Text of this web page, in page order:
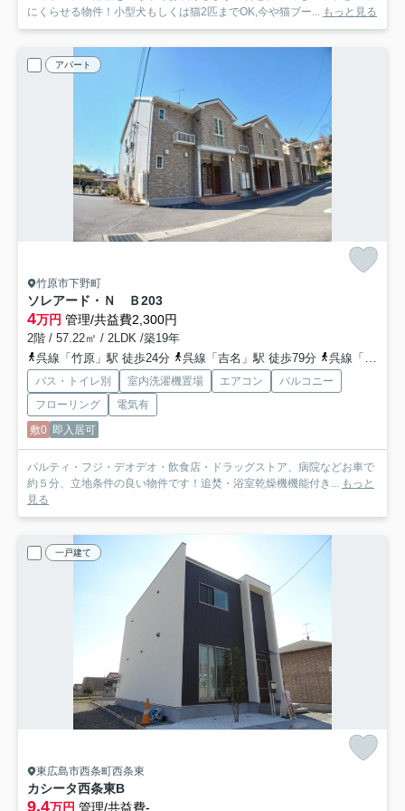
にくらせる物件！小型犬もしくは猫2匹までOK,今や猫ブー...
もっと見る
アパート
竹原市下野町
ソレアード・Ｎ Ｂ203
4万円 管理/共益費2,300円
2階 / 57.22㎡ / 2LDK /築19年
呉線「竹原」駅 徒歩24分
呉線「吉名」駅 徒歩79分 呉線「大乗」駅 車22分 7.6km
バス・トイレ別 室内洗濯機置場 エアコン
バルコニー
フローリング
電気有
敷0 即入居可
パルティ・フジ・デオデオ・飲食店・ドラッグストア、病院などお車で
約５分、立地条件の良い物件です！追焚・浴室乾燥機機能付き...
もっと
見る
一戸建て
東広島市西条町西条東
カシータ西条東B
9.4万円 管理/共益費-